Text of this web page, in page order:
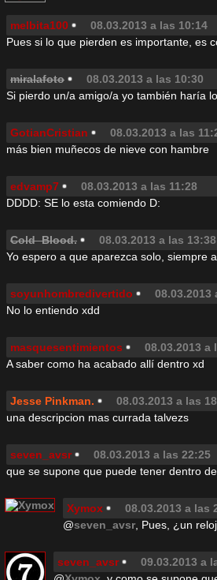
melbita100
08.03.2013 a las 10:14
Pues si lo que pierden es importante, es
miralafoto
08.03.2013 a las 10:30
Si pierdo un/a amigo/a yo también haría
GotianCristian
08.03.2013 a las
más bien muñecos de nieve con hambre
edvamp7
08.03.2013 a las 11:28
DDDD: SE lo esta comiendo D:
Cold Blood.
08.03.2013 a las 13:38
Yo espero a que aparezca solo, siempre
soyunhombredivertido
08.03.2013
No lo entiendo xdd
masquesentimientos
08.03.2013 a
A saber como ha acabado allí dentro xd
Jesse Pinkman.
08.03.2013 a las
una descripcion mas currada talvezs
seven_avsr
08.03.2013 a las 22:25
que se supone que puede tener dentro
Xymox
08.03.2013 a las
@seven_avsr , Pues, ¿un
seven_avsr
09.03.2013 a